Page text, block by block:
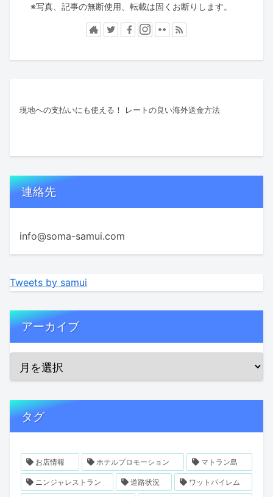
※写真、記事の無断使用、転載は固くお断りします。
現地への支払いにも使える！ レートの良い海外送金方法
連絡先
info@soma-samui.com
Tweets by samui
アーカイブ
タグ
お店情報 ホテルプロモーション マトラン島
ニンジャレストラン 道路状況 ワットパイレム